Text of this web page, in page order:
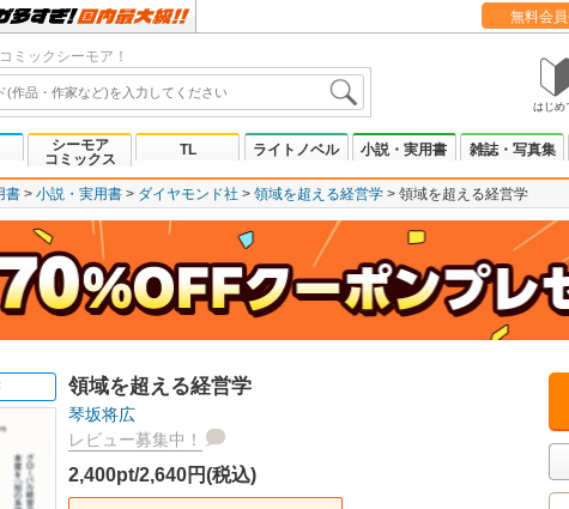
無料会
ミックシーモア！
はじめ
シーモア
コミックス
TL ライトノベル 小説・実用書 雑誌・写真集
書 小説・実用書 ダイヤモンド社 領域を超える経営学 領域を超える経営学
領域を超える経営学
琴坂将広
レビュー募集中！
2,400pt/2,640円(税込)